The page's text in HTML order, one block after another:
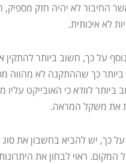
החיבור לא יהיה חזק מספיק,
לא איכותית.
על כך, חשוב ביותר להתקין
ביותר כך שההתקנה לא מהווה
ביותר לוודא כי האובייקט
את משקל המראה.
כך, יש להביא בחשבון את
המקום. ראוי לבחון את